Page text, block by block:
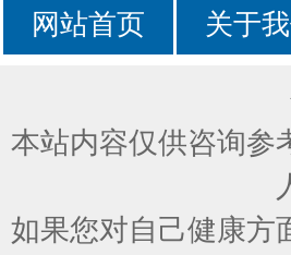
网站首页 关于
本站内容仅供咨询参
如果您对自己健康方